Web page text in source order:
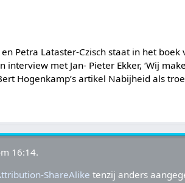
Petra Lataster-Czisch staat in het boek
interview met Jan- Pieter Ekker, ‘Wij
Hogenkamp’s artikel Nabijheid als
16:14.
ShareAlike tenzij anders